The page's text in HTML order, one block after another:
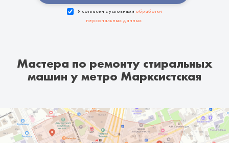
Я согласен с условиями обработки
персональных данных
Мастера по ремонту стиральных
машин у метро Марксистская